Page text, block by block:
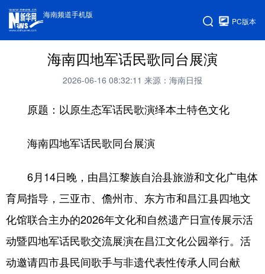
海南频道手机版
PC版本
海南四地军话民歌同台展演
2026-06-16 08:32:11 来源：海南日报
原题：以原生态军话民歌演绎本土特色文化
海南四地军话民歌同台展演
6月14日晚，由昌江黎族自治县旅游和文化广电体
育局指导，三亚市、儋州市、东方市和昌江县四地文
化馆联合主办的2026年文化和自然遗产日宣传展示活
动暨四地军话民歌交流展演在昌江文化公园举行。活
动邀请四市县民间歌手与非遗代表性传承人同台献